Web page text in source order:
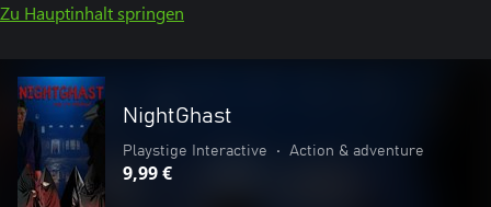
Zu Hauptinhalt springen
NightGhast
Playstige Interactive • Action & adventure
9,99 €